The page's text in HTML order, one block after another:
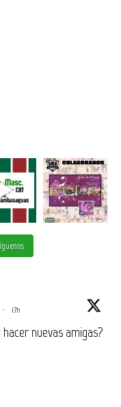
· 17h
nuevas amigas?